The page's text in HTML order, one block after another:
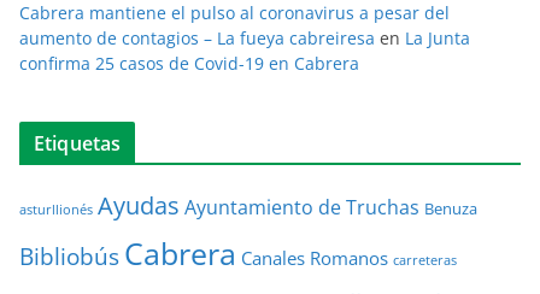
Cabrera mantiene el pulso al coronavirus a pesar del
aumento de contagios – La fueya cabreiresa en La Junta
confirma 25 casos de Covid-19 en Cabrera
Etiquetas
asturllionés Ayudas Ayuntamiento de Truchas Benuza
BibliobúsCabrera Canales Romanos carreteras